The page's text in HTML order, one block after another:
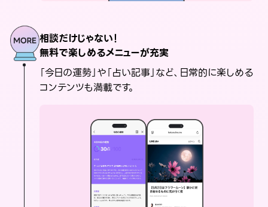
相談だけじゃない！
無料で楽しめるメニューが充実
「今日の運勢」や「占い記事」など、日常的に楽しめる
コンテンツも満載です。